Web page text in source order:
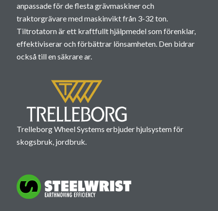
anpassade för de flesta grävmaskiner och
traktorgrävare med maskinvikt från 3-32 ton.
Tiltrotatorn är ett kraftfullt hjälpmedel som förenklar,
effektiviserar och förbättrar lönsamheten. Den bidrar
också till en säkrare ar.
Trelleborg Wheel Systems erbjuder hjulsystem för
skogsbruk, jordbruk.